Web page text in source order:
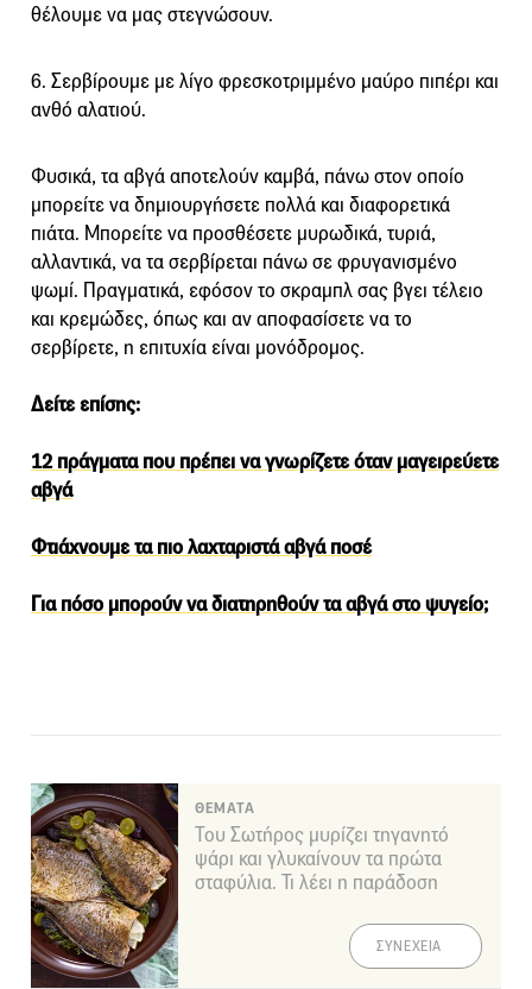
θέλουμε να μας στεγνώσουν.
6. Σερβίρουμε με λίγο φρεσκοτριμμένο μαύρο πιπέρι και
ανθό αλατιού.
Φυσικά, τα αβγά αποτελούν καμβά, πάνω στον οποίο
μπορείτε να δημιουργήσετε πολλά και διαφορετικά
πιάτα. Μπορείτε να προσθέσετε μυρωδικά, τυριά,
αλλαντικά, να τα σερβίρεται πάνω σε φρυγανισμένο
ψωμί. Πραγματικά, εφόσον το σκραμπλ σας βγει τέλειο
και κρεμώδες, όπως και αν αποφασίσετε να το
σερβίρετε, η επιτυχία είναι μονόδρομος.
Δείτε επίσης:
12 πράγματα που πρέπει να γνωρίζετε όταν μαγειρεύετε
αβγά
Φτιάχνουμε τα πιο λαχταριστά αβγά ποσέ
Για πόσο μπορούν να διατηρηθούν τα αβγά στο ψυγείο;
ΘΕΜΑΤΑ
Του Σωτήρος μυρίζει τηγανητό
ψάρι και γλυκαίνουν τα πρώτα
σταφύλια. Τι λέει η παράδοση
ΣΥΝΕΧΕΙΑ